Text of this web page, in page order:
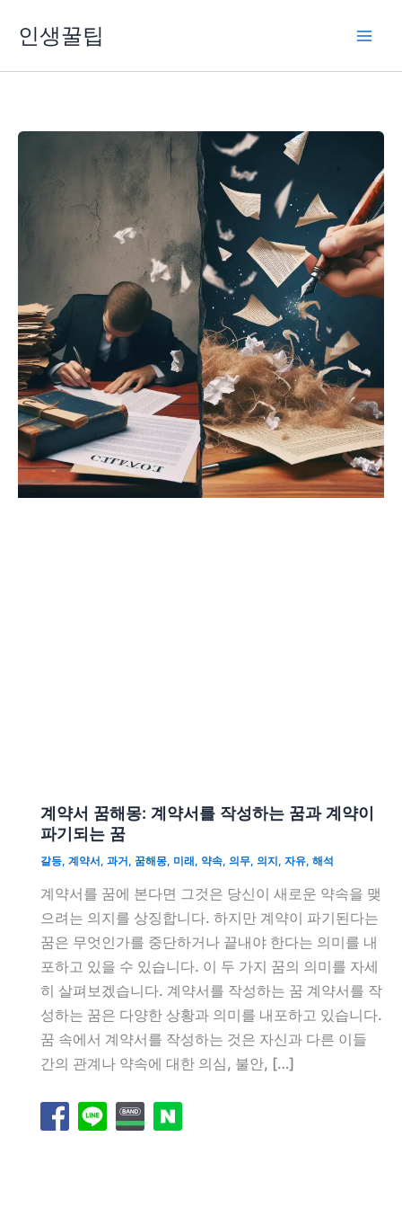
인생꿀팁
계약서 꿈해몽: 계약서를 작성하는 꿈과 계약이
파기되는 꿈
갈등, 계약서, 과거, 꿈해몽, 미래, 약속, 의무, 의지, 자유, 해석
계약서를 꿈에 본다면 그것은 당신이 새로운 약속을 맺
으려는 의지를 상징합니다. 하지만 계약이 파기된다는
꿈은 무엇인가를 중단하거나 끝내야 한다는 의미를 내
포하고 있을 수 있습니다. 이 두 가지 꿈의 의미를 자세
히 살펴보겠습니다. 계약서를 작성하는 꿈 계약서를 작
성하는 꿈은 다양한 상황과 의미를 내포하고 있습니다.
꿈 속에서 계약서를 작성하는 것은 자신과 다른 이들
간의 관계나 약속에 대한 의심, 불안, […]